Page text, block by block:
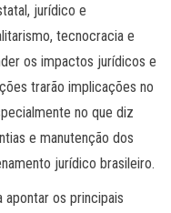
jurídico e
tecnocracia e
os impactos jurídicos e
trarão implicações no
no que diz
e manutenção dos
jurídico brasileiro.
os principais